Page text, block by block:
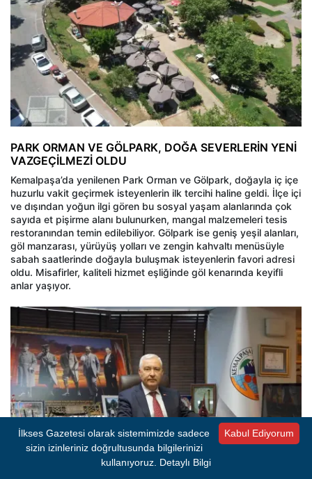
PARK ORMAN VE GÖLPARK, DOĞA SEVERLERİN YENİ
VAZGEÇİLMEZİ OLDU
Kemalpaşa’da yenilenen Park Orman ve Gölpark, doğayla iç içe
huzurlu vakit geçirmek isteyenlerin ilk tercihi haline geldi. İlçe içi
ve dışından yoğun ilgi gören bu sosyal yaşam alanlarında çok
sayıda et pişirme alanı bulunurken, mangal malzemeleri tesis
restoranından temin edilebiliyor. Gölpark ise geniş yeşil alanları,
göl manzarası, yürüyüş yolları ve zengin kahvaltı menüsüyle
sabah saatlerinde doğayla buluşmak isteyenlerin favori adresi
oldu. Misafirler, kaliteli hizmet eşliğinde göl kenarında keyifli
anlar yaşıyor.
Kabul Ediyorum
İlkses Gazetesi olarak sistemimizde sadece
sizin izinleriniz doğrultusunda bilgilerinizi
kullanıyoruz. Detaylı Bilgi